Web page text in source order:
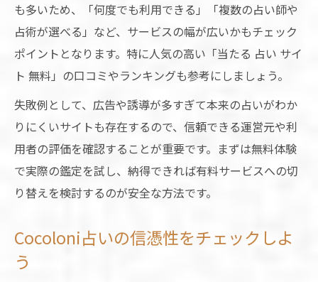
も多いため、「何度でも利用できる」「複数の占い師や
占術が選べる」など、サービスの幅が広いかもチェック
ポイントとなります。特に人気の高い「当たる 占い サイ
ト 無料」の口コミやランキングも参考にしましょう。
失敗例として、広告や誘導が多すぎて本来の占いがわか
りにくいサイトも存在するので、信頼できる運営元や利
用者の評価を確認することが重要です。まずは無料体験
で実際の鑑定を試し、納得できれば有料サービスへの切
り替えを検討するのが安全な方法です。
Cocoloni占いの信憑性をチェックしよ
う